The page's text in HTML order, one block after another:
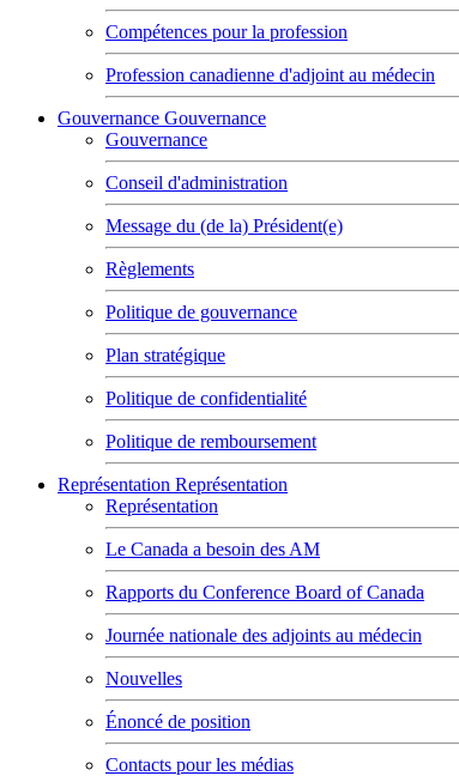
Compétences pour la profession
Profession canadienne d'adjoint au médecin
Gouvernance Gouvernance
Gouvernance
Conseil d'administration
Message du (de la) Président(e)
Règlements
Politique de gouvernance
Plan stratégique
Politique de confidentialité
Politique de remboursement
Représentation Représentation
Représentation
Le Canada a besoin des AM
Rapports du Conference Board of Canada
Journée nationale des adjoints au médecin
Nouvelles
Énoncé de position
Contacts pour les médias